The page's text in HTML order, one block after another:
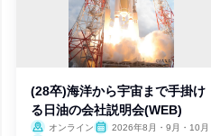
(28卒)海洋から宇宙まで手掛け
る日油の会社説明会(WEB)
オンライン
2026年8月・9月・10月